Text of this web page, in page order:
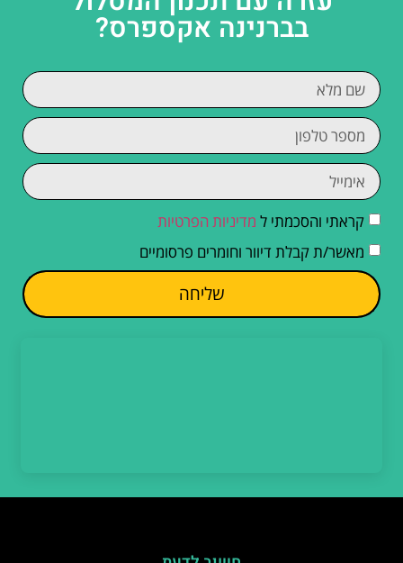
בברנינה אקספרס?
קראתי והסכמתי ל מדיניות הפרטיות
מאשר/ת קבלת דיוור וחומרים פרסומיים
שליחה